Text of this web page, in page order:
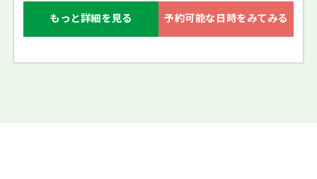
もっと詳細を見る 予約可能な日時をみてみる